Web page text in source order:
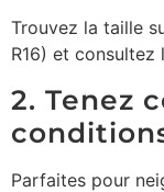
Trouvez la taille
R16) et
2. Tenez
Parfaites pour